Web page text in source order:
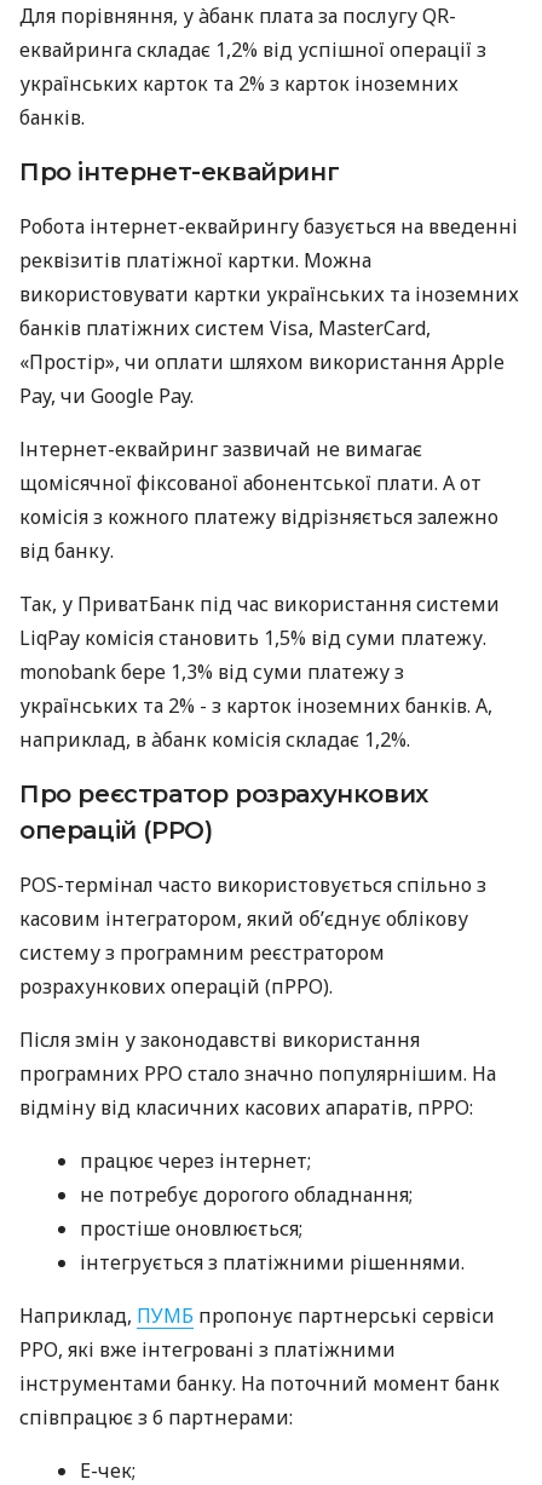
Для порівняння, у àбанк плата за послугу QR-
еквайринга складає 1,2% від успішної операції з
українських карток та 2% з карток іноземних
банків.
Про інтернет-еквайринг
Робота інтернет-еквайрингу базується на введенні
реквізитів платіжної картки. Можна
використовувати картки українських та іноземних
банків платіжних систем Visa, MasterCard,
«Простір», чи оплати шляхом використання Apple
Pay, чи Google Pay.
Інтернет-еквайринг зазвичай не вимагає
щомісячної фіксованої абонентської плати. А от
комісія з кожного платежу відрізняється залежно
від банку.
Так, у ПриватБанк під час використання системи
LiqPay комісія становить 1,5% від суми платежу.
monobank бере 1,3% від суми платежу з
українських та 2% - з карток іноземних банків. А,
наприклад, в àбанк комісія складає 1,2%.
Про реєстратор розрахункових
операцій (РРО)
POS-термінал часто використовується спільно з
касовим інтегратором, який об’єднує облікову
систему з програмним реєстратором
розрахункових операцій (пРРО).
Після змін у законодавстві використання
програмних РРО стало значно популярнішим. На
відміну від класичних касових апаратів, пРРО:
працює через інтернет;
не потребує дорогого обладнання;
простіше оновлюється;
інтегрується з платіжними рішеннями.
Наприклад, ПУМБ пропонує партнерські сервіси
РРО, які вже інтегровані з платіжними
інструментами банку. На поточний момент банк
співпрацює з 6 партнерами:
E-чек;